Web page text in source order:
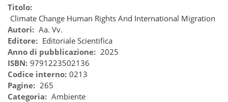
Titolo:
Climate Change Human Rights And International Migration
Autori: Aa. Vv.
Editore: Editoriale Scientifica
Anno di pubblicazione: 2025
ISBN: 9791223502136
Codice interno: 0213
Pagine: 265
Categoria: Ambiente